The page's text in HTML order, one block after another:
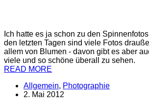
Ich hatte es ja schon zu den
den letzten Tagen sind viele Fotos
allem von Blumen - davon gibt es aber
viele und so schöne überall zu sehen.
READ MORE
Allgemein, Photographie
2. Mai 2012